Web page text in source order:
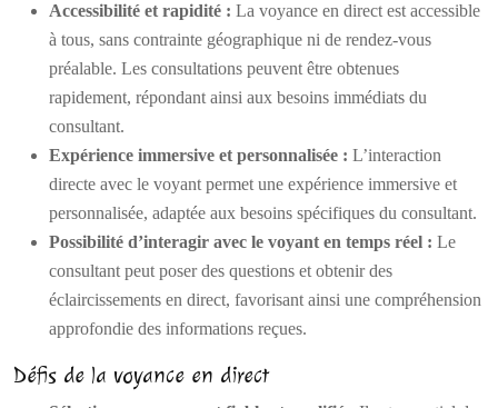
Accessibilité et rapidité : La voyance en direct est accessible
à tous, sans contrainte géographique ni de rendez-vous
préalable. Les consultations peuvent être obtenues
rapidement, répondant ainsi aux besoins immédiats du
consultant.
Expérience immersive et personnalisée : L’interaction
directe avec le voyant permet une expérience immersive et
personnalisée, adaptée aux besoins spécifiques du consultant.
Possibilité d’interagir avec le voyant en temps réel : Le
consultant peut poser des questions et obtenir des
éclaircissements en direct, favorisant ainsi une compréhension
approfondie des informations reçues.
Défis de la voyance en direct